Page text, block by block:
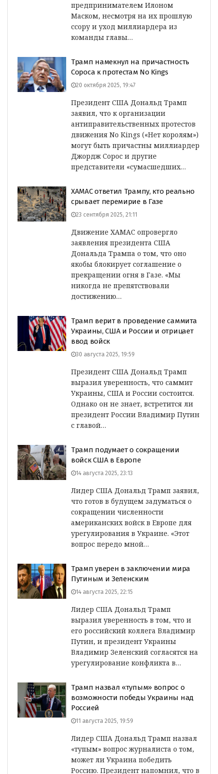
предпринимателем Илоном
Маском, несмотря на их прошлую
ссору и уход миллиардера из
команды главы…
Трамп намекнул на причастность
Сороса к протестам No Kings
20 октября 2025, 19:47
Президент США Дональд Трамп
заявил, что к организации
антиправительственных протестов
движения No Kings («Нет королям»)
могут быть причастны миллиардер
Джордж Сорос и другие
представители «сумасшедших…
ХАМАС ответил Трампу, кто реально
срывает перемирие в Газе
23 сентября 2025, 21:11
Движение ХАМАС опровергло
заявления президента США
Дональда Трампа о том, что оно
якобы блокирует соглашение о
прекращении огня в Газе. «Мы
никогда не препятствовали
достижению…
Трамп верит в проведение саммита
Украины, США и России и отрицает
ввод войск
30 августа 2025, 19:59
Президент США Дональд Трамп
выразил уверенность, что саммит
Украины, США и России состоится.
Однако он не знает, встретится ли
президент России Владимир Путин
с главой…
Трамп подумает о сокращении
войск США в Европе
14 августа 2025, 23:13
Лидер США Дональд Трамп заявил,
что готов в будущем задуматься о
сокращении численности
американских войск в Европе для
урегулирования в Украине. «Этот
вопрос передо мной…
Трамп уверен в заключении мира
Путиным и Зеленским
14 августа 2025, 22:15
Лидер США Дональд Трамп
выразил уверенность в том, что и
его российский коллега Владимир
Путин, и президент Украины
Владимир Зеленский согласятся на
урегулирование конфликта в…
Трамп назвал «тупым» вопрос о
возможности победы Украины над
Россией
11 августа 2025, 19:59
Лидер США Дональд Трамп назвал
«тупым» вопрос журналиста о том,
может ли Украина победить
Россию. Президент напомнил, что в